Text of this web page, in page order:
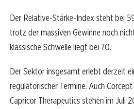
Der Relative-Stärke-Index steht bei
trotz der massiven Gewinne noch
klassische Schwelle liegt bei 70.
Der Sektor insgesamt erlebt derzeit
regulatorischer Termine. Auch
Capricor Therapeutics stehen im Juli